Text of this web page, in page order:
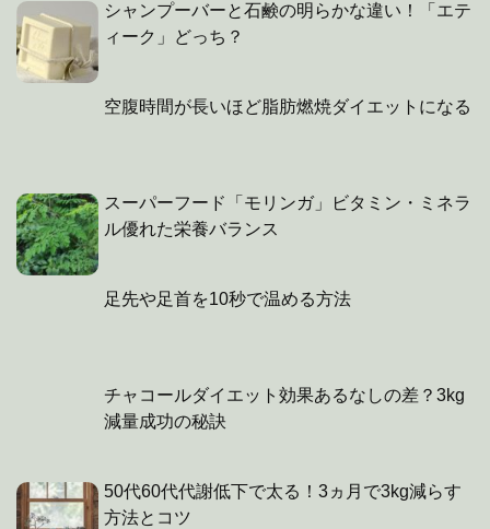
シャンプーバーと石鹸の明らかな違い！「エテ
ィーク」どっち？
空腹時間が長いほど脂肪燃焼ダイエットになる
スーパーフード「モリンガ」ビタミン・ミネラ
ル優れた栄養バランス
足先や足首を10秒で温める方法
チャコールダイエット効果あるなしの差？3kg
減量成功の秘訣
50代60代代謝低下で太る！3ヵ月で3kg減らす
方法とコツ